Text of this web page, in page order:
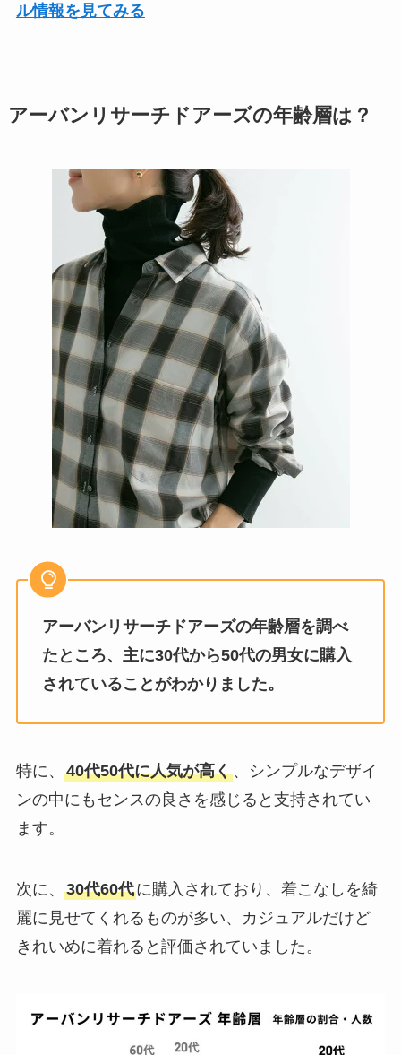
ル情報を見てみる
アーバンリサーチドアーズの年齢層は？
アーバンリサーチドアーズの年齢層を調べ
たところ、主に30代から50代の男女に購入
されていることがわかりました。
特に、 40代50代に人気が高く、シンプルなデザイ
ンの中にもセンスの良さを感じると支持されてい
ます。
次に、 30代60代に購入されており、着こなしを綺
麗に見せてくれるものが多い、カジュアルだけど
きれいめに着れると評価されていました。